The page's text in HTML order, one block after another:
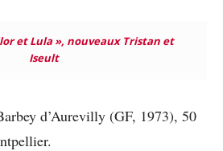
et Lula », nouveaux Tristan et
Iseult
d’Aurevilly (GF, 1973), 50